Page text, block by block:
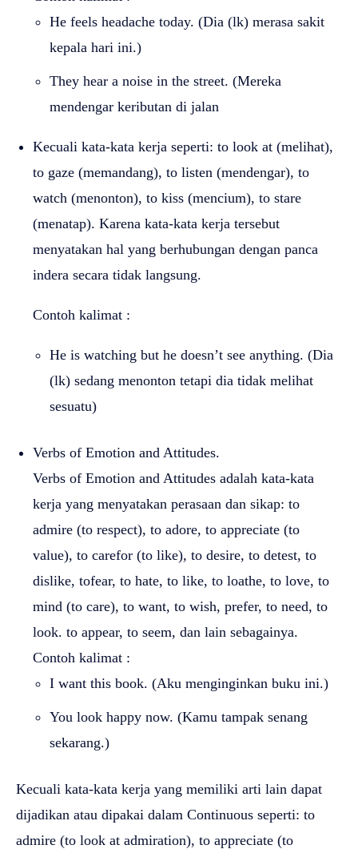
He feels headache today. (Dia (lk) merasa sakit
kepala hari ini.)
They hear a noise in the street. (Mereka
mendengar keributan di jalan
Kecuali kata-kata kerja seperti: to look at (melihat),
to gaze (memandang), to listen (mendengar), to
watch (menonton), to kiss (mencium), to stare
(menatap). Karena kata-kata kerja tersebut
menyatakan hal yang berhubungan dengan panca
indera secara tidak langsung.
Contoh kalimat :
He is watching but he doesn’t see anything. (Dia
(lk) sedang menonton tetapi dia tidak melihat
sesuatu)
Verbs of Emotion and Attitudes.
Verbs of Emotion and Attitudes adalah kata-kata
kerja yang menyatakan perasaan dan sikap: to
admire (to respect), to adore, to appreciate (to
value), to carefor (to like), to desire, to detest, to
dislike, tofear, to hate, to like, to loathe, to love, to
mind (to care), to want, to wish, prefer, to need, to
look. to appear, to seem, dan lain sebagainya.
Contoh kalimat :
I want this book. (Aku menginginkan buku ini.)
You look happy now. (Kamu tampak senang
sekarang.)
Kecuali kata-kata kerja yang memiliki arti lain dapat
dijadikan atau dipakai dalam Continuous seperti: to
admire (to look at admiration), to appreciate (to